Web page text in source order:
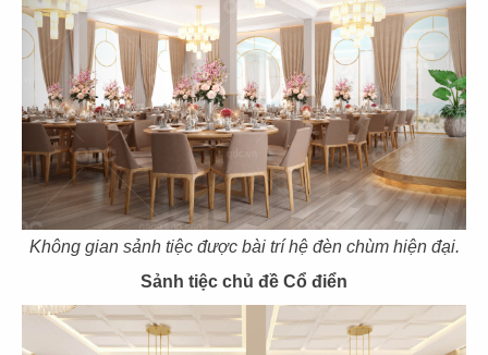
Không gian sảnh tiệc được bài trí hệ đèn chùm hiện đại.
Sảnh tiệc chủ đề Cổ điển
39
EL GAUCHO
CN Vũng Tàu
40
BOTEJYU
CN Vincom Quang Trung
42